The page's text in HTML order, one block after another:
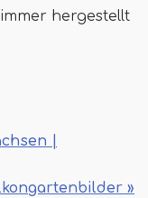
hergestellt
|
»